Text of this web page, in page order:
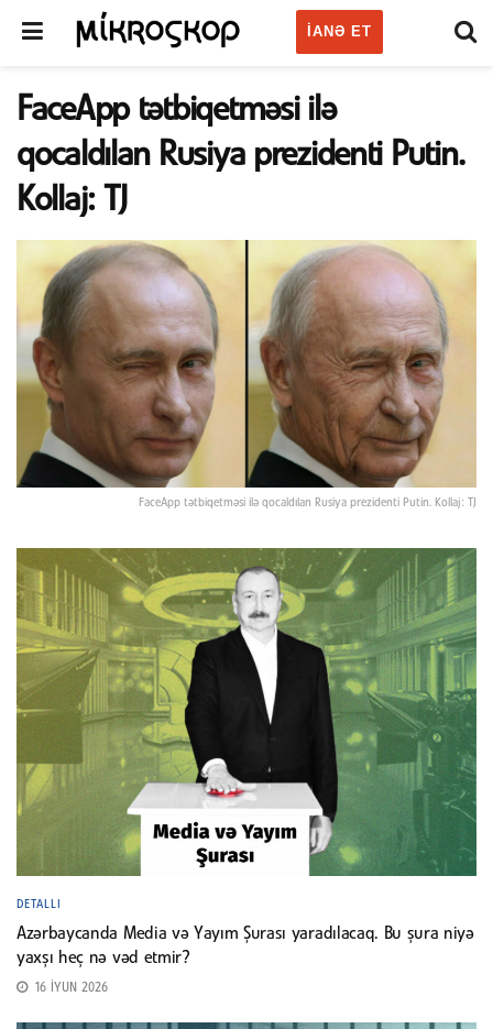
IANƏ ET
FaceApp tətbiqetməsi ilə
qocaldılan Rusiya prezidenti Putin.
Kollaj: TJ
FaceApp tətbiqetməsi ilə qocaldılan Rusiya prezidenti Putin. Kollaj: TJ
DETALLI
Azərbaycanda Media və Yayım Şurası yaradılacaq. Bu şura niyə
yaxşı heç nə vəd etmir?
16 İYUN 2026